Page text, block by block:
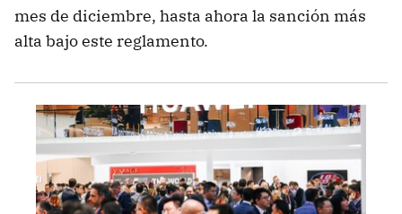
mes de diciembre, hasta ahora la sanción más
alta bajo este reglamento.